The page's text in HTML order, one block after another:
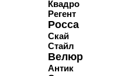
Квадро
Регент
Росса
Скай
Стайл
Велюр
Антик